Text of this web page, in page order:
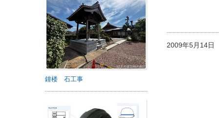
2009年5月14日
鐘楼 石工事